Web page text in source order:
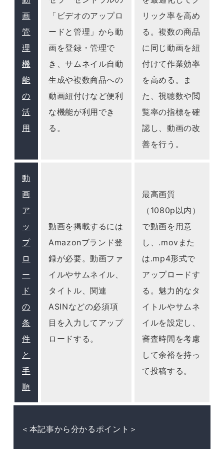
画
管
理
機
能
の
活
用
「ビデオのアップロ
ードと管理」から動
画を登録・管理で
き、サムネイル自動
生成や複数商品への
動画紐付けなど便利
な機能が利用でき
る。
リック率を高め
る。複数の商品
に同じ動画を紐
付けて作業効率
を高める。ま
た、視聴数や閲
覧率の指標を確
認し、動画の改
善を行う。
動
画
ア
ッ
プ
ロ
ー
ド
の
条
件
と
手
順
動画を掲載するには
Amazonブランド登
録が必要。動画ファ
イルやサムネイル、
タイトル、関連
ASINなどの必須項
目を入力してアップ
ロードする。
最高画質
（1080p以内）
で動画を用意
し、.movまた
は.mp4形式で
アップロードす
る。魅力的なタ
イトルやサムネ
イルを設定し、
審査時間を考慮
して余裕を持っ
て投稿する。
＜本記事から分かるポイント＞